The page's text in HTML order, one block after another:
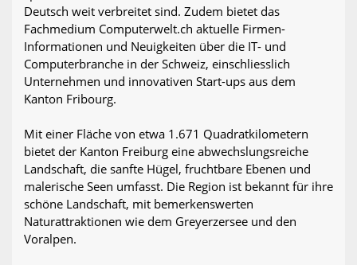
Deutsch weit verbreitet sind. Zudem bietet das
Fachmedium Computerwelt.ch aktuelle Firmen-
Informationen und Neuigkeiten über die IT- und
Computerbranche in der Schweiz, einschliesslich
Unternehmen und innovativen Start-ups aus dem
Kanton Fribourg.
Mit einer Fläche von etwa 1.671 Quadratkilometern
bietet der Kanton Freiburg eine abwechslungsreiche
Landschaft, die sanfte Hügel, fruchtbare Ebenen und
malerische Seen umfasst. Die Region ist bekannt für ihre
schöne Landschaft, mit bemerkenswerten
Naturattraktionen wie dem Greyerzersee und den
Voralpen.